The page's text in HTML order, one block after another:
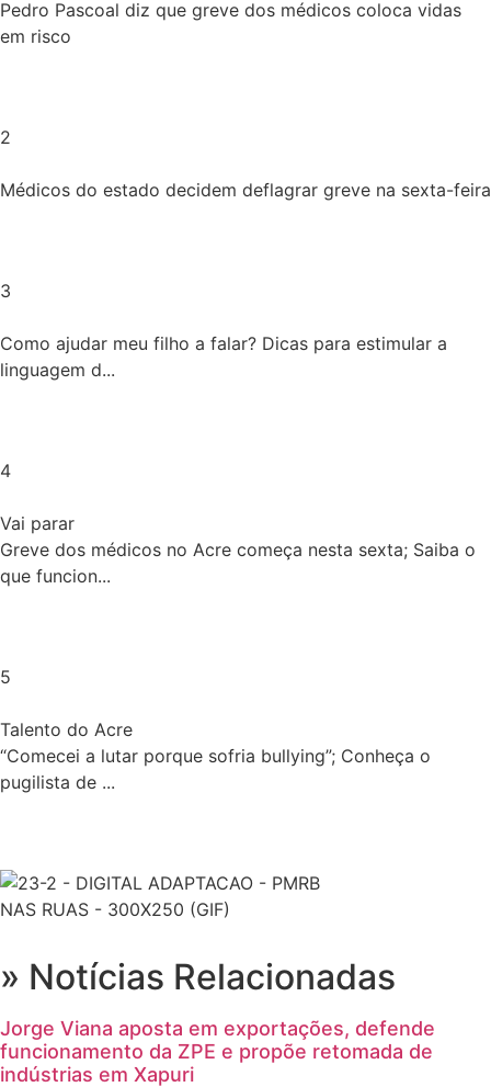
Pedro Pascoal diz que greve dos médicos coloca vidas
em risco
2
Médicos do estado decidem deflagrar greve na sexta-feira
3
Como ajudar meu filho a falar? Dicas para estimular a
linguagem d...
4
Vai parar
Greve dos médicos no Acre começa nesta sexta; Saiba o
que funcion...
5
Talento do Acre
“Comecei a lutar porque sofria bullying”; Conheça o
pugilista de ...
» Notícias Relacionadas
Jorge Viana aposta em exportações, defende
funcionamento da ZPE e propõe retomada de
indústrias em Xapuri